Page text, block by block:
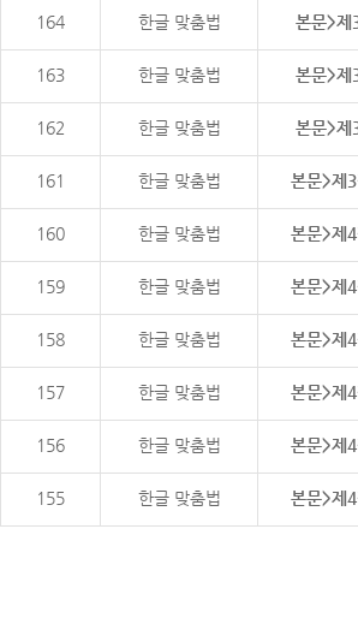
164 한글 맞춤법 본문>제
163 한글 맞춤법 본문>제
162 한글 맞춤법 본문>제
161 한글 맞춤법 본문>제
160 한글 맞춤법 본문>제
159 한글 맞춤법 본문>제
158 한글 맞춤법 본문>제
157 한글 맞춤법 본문>제
156 한글 맞춤법 본문>제
155 한글 맞춤법 본문>제